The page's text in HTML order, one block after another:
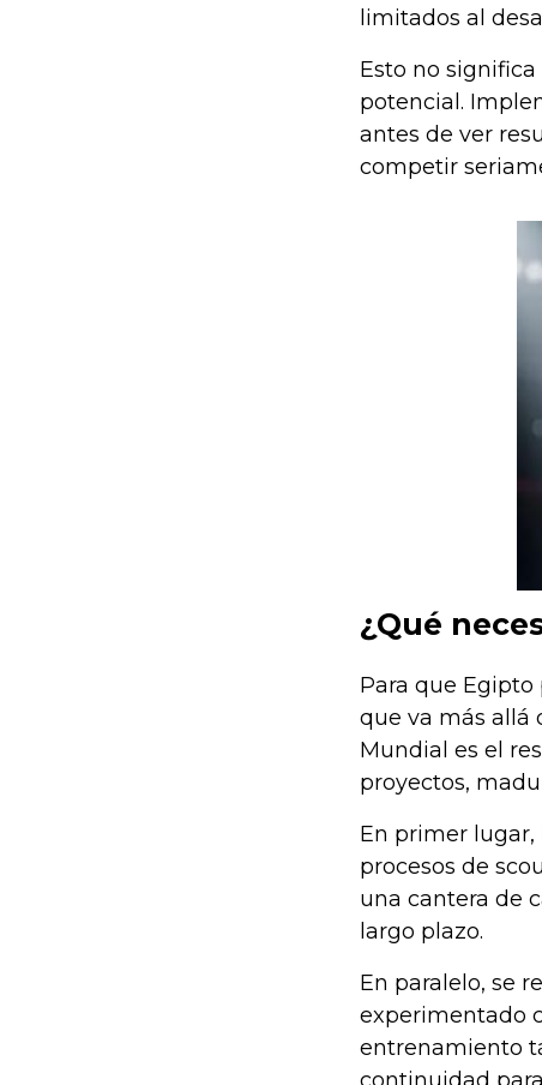
limitados al
Esto no
potencial.
antes de ver
competir
¿Qué
Para que
que va más allá
Mundial es el
proyectos,
En primer
procesos de
una cantera de
largo plazo.
En paralelo, se
experimentado
entrenamiento